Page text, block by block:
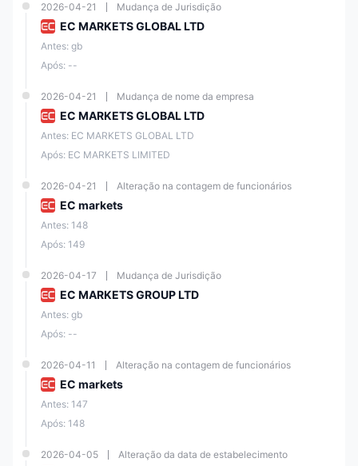
2026-04-21 Mudança de Jurisdição
EC MARKETS GLOBAL LTD
Antes: gb
Após: --
2026-04-21 Mudança de nome da empresa
EC MARKETS GLOBAL LTD
Antes: EC MARKETS GLOBAL LTD
Após: EC MARKETS LIMITED
2026-04-21 Alteração na contagem de funcionários
EC markets
Antes: 148
Após: 149
2026-04-17 Mudança de Jurisdição
EC MARKETS GROUP LTD
Antes: gb
Após: --
2026-04-11 Alteração na contagem de funcionários
EC markets
Antes: 147
Após: 148
2026-04-05 Alteração da data de estabelecimento